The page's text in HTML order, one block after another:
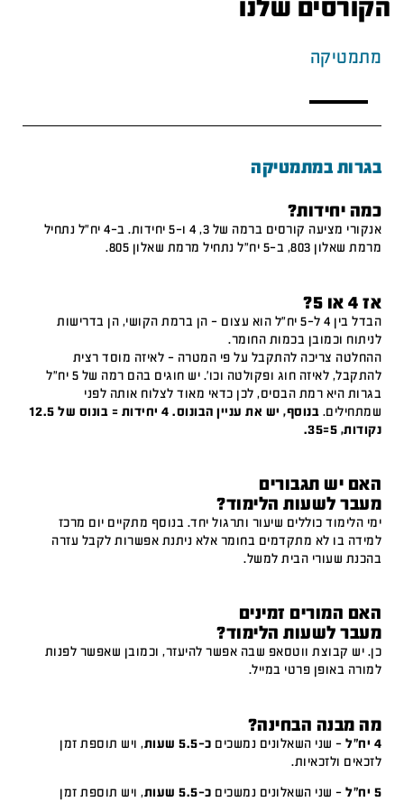
הקורסים שלנו
מתמטיקה
בגרות במתמטיקה
כמה יחידות?
אנקורי מציעה קורסים ברמה של 3, 4 ו-5 יחידות. ב-4 יח"ל נתחיל
מרמת שאלון 803, ב-5 יח"ל נתחיל מרמת שאלון 805.
אז 4 או 5?
הבדל בין 4 ל-5 יח"ל הוא עצום – הן ברמת הקושי, הן בדרישות
לניתוח וכמובן בכמות החומר.
ההחלטה צריכה להתקבל על פי המטרה – לאיזה מוסד רצית
להתקבל, לאיזה חוג ופקולטה וכו'. יש חוגים בהם רמה של 5 יח"ל
בגרות היא רמת הבסיס, לכן כדאי מאוד לצלוח אותה לפני
שמתחילים.
בנוסף, יש את עניין הבונוס. 4 יחידות = בונוס של 12.5
נקודות, 5=35.
האם יש תגבורים
מעבר לשעות הלימוד?
ימי הלימוד כוללים שיעור ותרגול יחד. בנוסף מתקיים יום מרכז
למידה בו לא מתקדמים בחומר אלא ניתנת אפשרות לקבל עזרה
בהכנת שעורי הבית למשל.
האם המורים זמינים
מעבר לשעות הלימוד?
כן. יש קבוצת ווטסאפ שבה אפשר להיעזר, וכמובן שאפשר לפנות
למורה באופן פרטי במייל.
מה מבנה הבחינה?
4 יח"ל – שני השאלונים נמשכים כ-5.5 שעות
, ויש תוספת זמן
לזכאים ולזכאיות.
5 יח"ל – שני השאלונים נמשכים כ-5.5 שעות
, ויש תוספת זמן